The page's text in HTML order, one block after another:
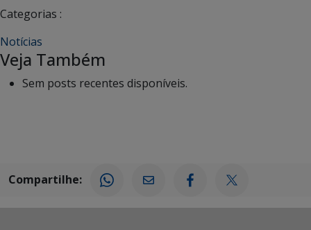
Categorias :
Notícias
Veja Também
Sem posts recentes disponíveis.
Compartilhe: